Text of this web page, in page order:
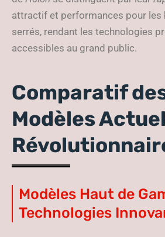
attractif et performances pour les
serrés, rendant les technologies
accessibles au grand public.
Comparatif
Modèles
Modèles Haut de
Technologies